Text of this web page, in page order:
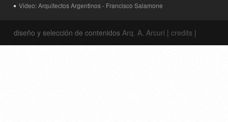
Video: Arquitectos Argentinos - Francisco Salamone
diseño y selección de contenidos Arq. A. Arcuri | credits |